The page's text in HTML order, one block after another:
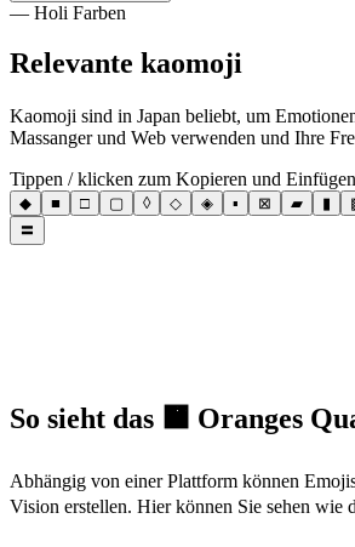
— Holi Farben
Relevante kaomoji
Kaomoji sind in Japan beliebt, um
Massanger und Web verwenden und Ihre
Tippen / klicken zum Kopieren und Einfügen
◆ ■ □ ▢ ◊ ◇ ◈ ▪ ⊠ ▰ ▮
〓
So sieht das 🟧 Oranges
Abhängig von einer Plattform können
Vision erstellen. Hier können Sie sehen wie